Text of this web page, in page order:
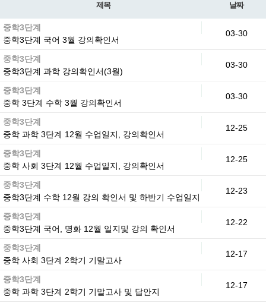
제목 날짜
중학3단계
중학3단계 국어 3월 강의확인서
03-30
중학3단계
중학3단계 과학 강의확인서(3월)
03-30
중학3단계
중학 3단계 수학 3월 강의확인서
03-30
중학3단계
중학 과학 3단계 12월 수업일지, 강의확인서
12-25
중학3단계
중학 사회 3단계 12월 수업일지, 강의확인서
12-25
중학3단계
중학3단계 수학 12월 강의 확인서 및 하반기 수업일지
12-23
중학3단계
중학3단계 국어, 명화 12월 일지및 강의 확인서
12-22
중학3단계
중학 사회 3단계 2학기 기말고사
12-17
중학3단계
중학 과학 3단계 2학기 기말고사 및 답안지
12-17